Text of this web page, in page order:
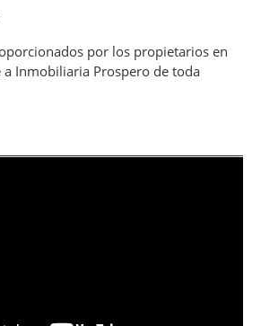
por los propietarios en
a Inmobiliaria Prospero de toda